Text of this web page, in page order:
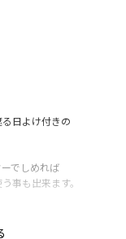
日よけ付きの
でしめれば
事も出来ます。
で